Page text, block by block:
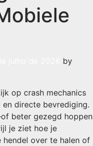
by
op crash mechanics
directe bevrediging.
beter gezegd hoppen
je ziet hoe je
over te halen of